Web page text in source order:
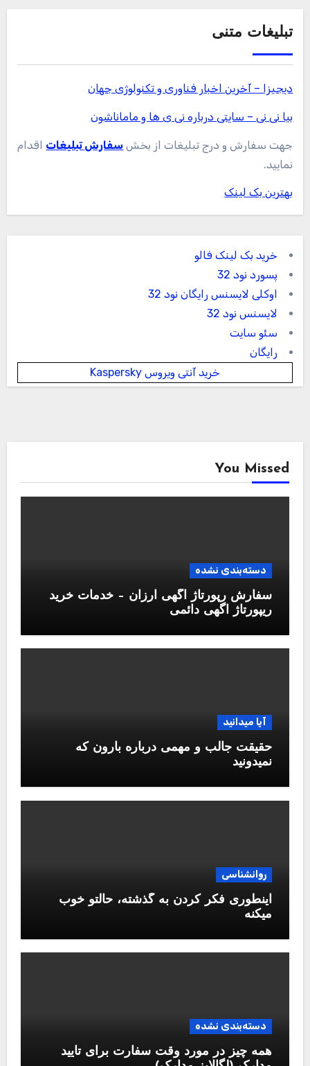
تبلیغات متنی
دیجیزا – آخرین اخبار فناوری و تکنولوژی جهان
بیا نی نی – سایتی درباره نی ی ها و ماماناشون
جهت سفارش و درج تبلیغات از بخش سفارش تبلیغات اقدام
نمایید.
بهترین بک لینک
خرید بک لینک فالو
پسورد نود 32
اوکلی لایسنس رایگان نود 32
لایسنس نود 32
سئو سایت
رایگان
خرید آنتی ویروس Kaspersky
You Missed
دسته‌بندی نشده
سفارش رپورتاژ آگهی ارزان – خدمات خرید
ریپورتاژ اگهی دائمی
آیا میدانید
حقیقت جالب و مهمی درباره بارون که
نمیدونید
روانشناسی
اینطوری فکر کردن به گذشته، حالتو خوب
میکنه
دسته‌بندی نشده
همه چیز در مورد وقت سفارت برای تایید